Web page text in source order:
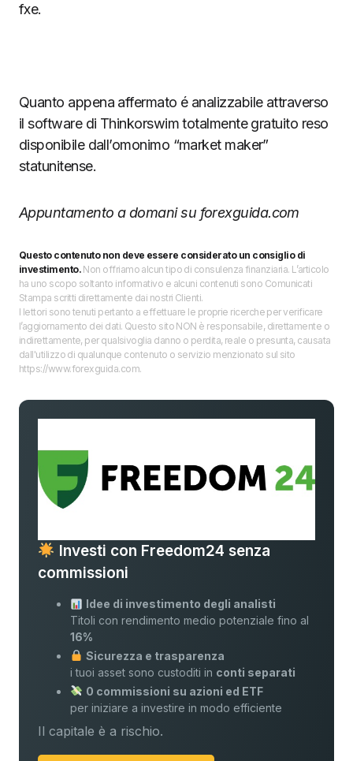
fxe.
Quanto appena affermato é analizzabile attraverso
il software di Thinkorswim totalmente gratuito reso
disponibile dall’omonimo “market maker”
statunitense.
Appuntamento a domani su forexguida.com
Questo contenuto non deve essere considerato un consiglio di
investimento.Non offriamo alcun tipo di consulenza finanziaria. L’articolo
ha uno scopo soltanto informativo e alcuni contenuti sono Comunicati
Stampa scritti direttamente dai nostri Clienti.
I lettori sono tenuti pertanto a effettuare le proprie ricerche per verificare
l’aggiornamento dei dati. Questo sito NON è responsabile, direttamente o
indirettamente, per qualsivoglia danno o perdita, reale o presunta, causata
dall'utilizzo di qualunque contenuto o servizio menzionato sul sito
https://www.forexguida.com.
Investi con Freedom24 senza
commissioni
Idee di investimento degli analisti
Titoli con rendimento medio potenziale fino al
16%
Sicurezza e trasparenza
i tuoi asset sono custoditi in conti separati
0 commissioni su azioni ed ETF
per iniziare a investire in modo efficiente
Il capitale è a rischio.